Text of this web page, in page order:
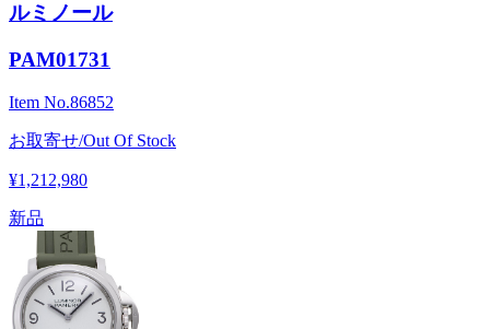
ルミノール
PAM01731
Item No.86852
お取寄せ/Out Of Stock
¥1,212,980
新品